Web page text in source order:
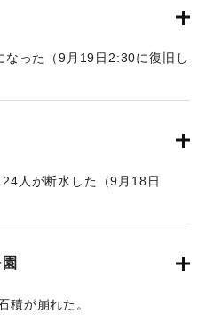
った（9月19日2:30に復旧し
人が断水した（9月18日
積が崩れた。